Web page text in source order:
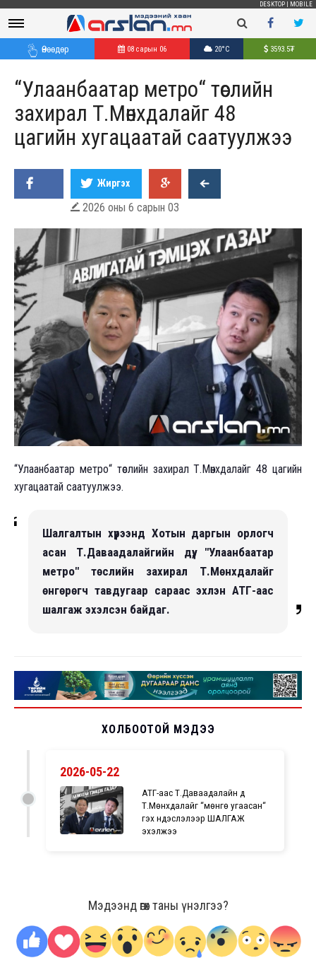
DESKTOP MOBILE
Өнөөдөр 08 сарын 06 20°C 3593.5₮
“Улаанбаатар метро“ төслийн
захирал Т.Мөнхдалайг 48
цагийн хугацаатай саатуулжээ
Жиргэх
 2026 оны 6 сарын 03
“Улаанбаатар метро“ төслийн захирал Т.Мөнхдалайг 48 цагийн
хугацаатай саатуулжээ.
Шалгалтын хүрээнд Хотын даргын орлогч
асан Т.Даваадалайгийн дүү, "Улаанбаатар
метро" төслийн захирал Т.Мөнхдалайг
өнгөрөгч тавдугаар сараас эхлэн АТГ-аас
шалгаж эхэлсэн байдаг.
ХОЛБООТОЙ МЭДЭЭ
2026-05-22
АТГ-аас Т.Даваадалайн дүү
Т.Мөнхдалайг “мөнгө угаасан“
гэх үндэслэлээр ШАЛГАЖ
эхэлжээ
Мэдээнд өгөх таны үнэлгээ?